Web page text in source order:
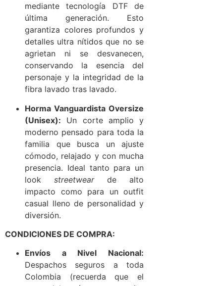
mediante tecnología DTF de
última generación. Esto
garantiza colores profundos y
detalles ultra nítidos que no se
agrietan ni se desvanecen,
conservando la esencia del
personaje y la integridad de la
fibra lavado tras lavado.
Horma Vanguardista Oversize
(Unisex): Un corte amplio y
moderno pensado para toda la
familia que busca un ajuste
cómodo, relajado y con mucha
presencia. Ideal tanto para un
look streetwearde alto
impacto como para un outfit
casual lleno de personalidad y
diversión.
CONDICIONES DE COMPRA:
Envíos a Nivel Nacional:
Despachos seguros a toda
Colombia (recuerda que el